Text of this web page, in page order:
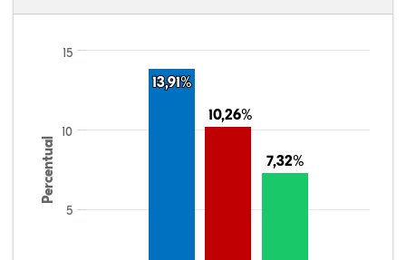
Percentual
13,91%
13,91%
10,26%
10,26%
7,32%
7,32%
5
10
15